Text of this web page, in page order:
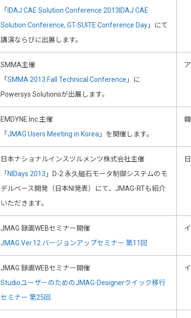
「 IDAJ CAE Solution Conference 2013IDAJ CAE
Solution Conference, GT-SUITE Conference Day 」にて
講演ならびに出展します。
SMMA主催
「 SMMA 2013 Fall Technical Conference 」に
Powersys Solutionsが出展します。
EMDYNE Inc.主催
「 JMAG Users Meeting in Korea 」を開催します。
日本ナショナルインスツルメンツ株式会社主催
「 NIDays 2013 」D-2 永久磁石モータ制御システムのモ
デルベース開発（日本NI発表）にて、JMAG-RTも紹介
いただきます。
JMAG 録画WEBセミナー開催
JMAG Ver.12 バージョンアップセミナー 第11回
JMAG 録画WEBセミナー開催
StudioユーザーのためのJMAG-Designerクイック移行
セミナー 第25回